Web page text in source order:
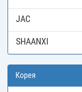
JAC
SHAANXI
Корея